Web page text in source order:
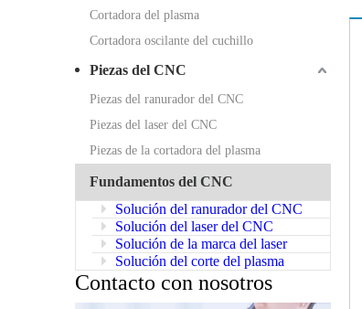
Cortadora del plasma
Cortadora oscilante del cuchillo
Piezas del CNC
Piezas del ranurador del CNC
Piezas del laser del CNC
Piezas de la cortadora del plasma
Fundamentos del CNC
Solución del ranurador del CNC
Solución del laser del CNC
Solución de la marca del laser
Solución del corte del plasma
Contacto con nosotros